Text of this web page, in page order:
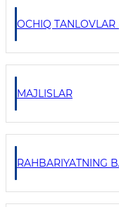
OCHIQ TANLOVLAR
MAJLISLAR
RAHBARIYATNING